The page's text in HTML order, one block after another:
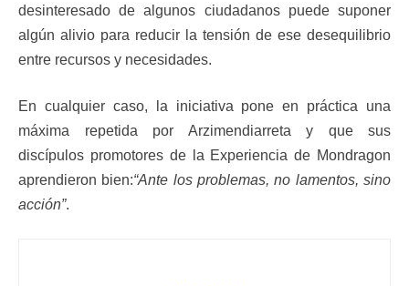
desinteresado de algunos ciudadanos puede suponer
algún alivio para reducir la tensión de ese desequilibrio
entre recursos y necesidades.
En cualquier caso, la iniciativa pone en práctica una
máxima repetida por Arzimendiarreta y que sus
discípulos promotores de la Experiencia de Mondragon
aprendieron bien:“Ante los problemas, no lamentos, sino
acción”.